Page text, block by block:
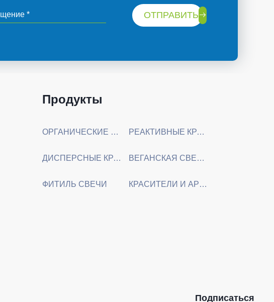
ОТПРАВИТЬ
Продукты
ОРГАНИЧЕСКИЕ ХИМИЧЕСКИЕ СЫРЬЕВЫЕ МАТЕРИАЛЫ РЕАКТИВНЫЕ КРАСИТЕЛИ И ПРЯМЫЕ КРАСИТЕЛИ
ДИСПЕРСНЫЕ КРАСИТЕЛИ ВЕГАНСКАЯ СВЕЧНАЯ ВОСКОВАЯ МАССА
ФИТИЛЬ СВЕЧИ КРАСИТЕЛИ И АРОМАМАСЛА ДЛЯ СВЕЧЕЙ
Подписаться